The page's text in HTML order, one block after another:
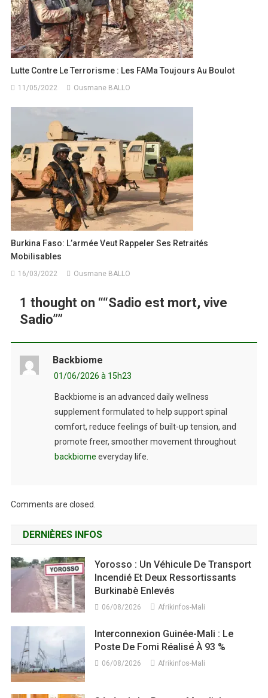
Lutte Contre Le Terrorisme : Les FAMa Toujours Au Boulot
11/05/2022 Ousmane BALLO
Burkina Faso: L’armée Veut Rappeler Ses Retraités
Mobilisables
16/03/2022 Ousmane BALLO
1 thought on ““Sadio est mort, vive
Sadio””
Backbiome
01/06/2026 à 15h23
Backbiome is an advanced daily wellness
supplement formulated to help support spinal
comfort, reduce feelings of built-up tension, and
promote freer, smoother movement throughout
backbiome everyday life.
Comments are closed.
DERNIÈRES INFOS
Yorosso : Un Véhicule De Transport
Incendié Et Deux Ressortissants
Burkinabè Enlevés
06/08/2026 Afrikinfos-Mali
Interconnexion Guinée-Mali : Le
Poste De Fomi Réalisé À 93 %
06/08/2026 Afrikinfos-Mali